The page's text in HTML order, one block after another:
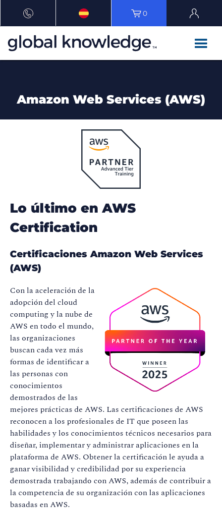
0
Amazon Web Services (AWS)
Lo último en AWS
Certification
Certificaciones Amazon Web Services
(AWS)
Con la aceleración de la
adopción del cloud
computing y la nube de
AWS en todo el mundo,
las organizaciones
buscan cada vez más
formas de identificar a
las personas con
conocimientos
demostrados de las
mejores prácticas de AWS. Las certificaciones de AWS
reconocen a los profesionales de IT que poseen las
habilidades y los conocimientos técnicos necesarios para
diseñar, implementar y administrar aplicaciones en la
plataforma de AWS. Obtener la certificación le ayuda a
ganar visibilidad y credibilidad por su experiencia
demostrada trabajando con AWS, además de contribuir a
la competencia de su organización con las aplicaciones
basadas en AWS.